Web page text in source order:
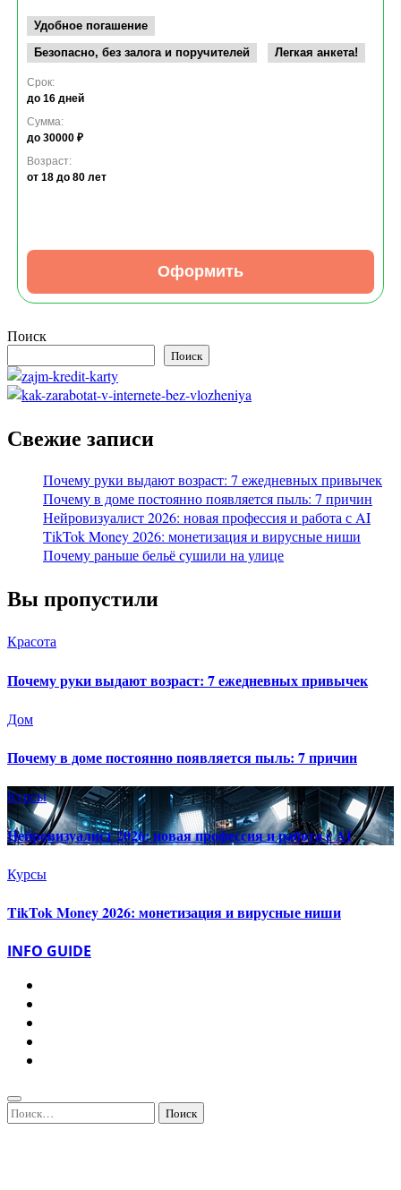
Удобное погашение
Безопасно, без залога и поручителей
Легкая анкета!
Срок:
до 16 дней
Сумма:
до 30000 ₽
Возраст:
от 18 до 80 лет
Оформить
Поиск
Поиск
Свежие записи
Почему руки выдают возраст: 7 ежедневных привычек
Почему в доме постоянно появляется пыль: 7 причин
Нейровизуалист 2026: новая профессия и работа с AI
TikTok Money 2026: монетизация и вирусные ниши
Почему раньше бельё сушили на улице
Вы пропустили
Красота
Почему руки выдают возраст: 7 ежедневных привычек
Дом
Почему в доме постоянно появляется пыль: 7 причин
Курсы
Нейровизуалист 2026: новая профессия и работа с AI
Курсы
TikTok Money 2026: монетизация и вирусные ниши
INFO GUIDE
Найти: